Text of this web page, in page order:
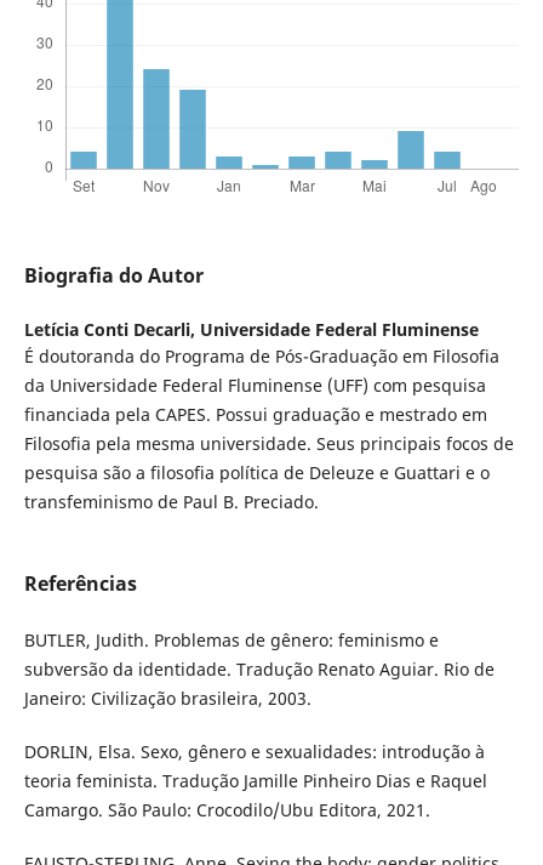
Biografia do Autor
Letícia Conti Decarli, Universidade Federal Fluminense
É doutoranda do Programa de Pós-Graduação em Filosofia
da Universidade Federal Fluminense (UFF) com pesquisa
financiada pela CAPES. Possui graduação e mestrado em
Filosofia pela mesma universidade. Seus principais focos de
pesquisa são a filosofia política de Deleuze e Guattari e o
transfeminismo de Paul B. Preciado.
Referências
BUTLER, Judith. Problemas de gênero: feminismo e
subversão da identidade. Tradução Renato Aguiar. Rio de
Janeiro: Civilização brasileira, 2003.
DORLIN, Elsa. Sexo, gênero e sexualidades: introdução à
teoria feminista. Tradução Jamille Pinheiro Dias e Raquel
Camargo. São Paulo: Crocodilo/Ubu Editora, 2021.